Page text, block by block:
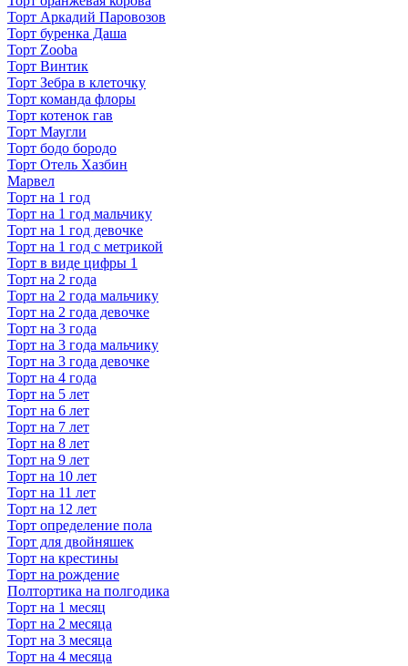
Торт Аркадий Паровозов
Торт буренка Даша
Торт Zooba
Торт Винтик
Торт Зебра в клеточку
Торт команда флоры
Торт котенок гав
Торт Маугли
Торт бодо бородо
Торт Отель Хазбин
Марвел
Торт на 1 год
Торт на 1 год мальчику
Торт на 1 год девочке
Торт на 1 год с метрикой
Торт в виде цифры 1
Торт на 2 года
Торт на 2 года мальчику
Торт на 2 года девочке
Торт на 3 года
Торт на 3 года мальчику
Торт на 3 года девочке
Торт на 4 года
Торт на 5 лет
Торт на 6 лет
Торт на 7 лет
Торт на 8 лет
Торт на 9 лет
Торт на 10 лет
Торт на 11 лет
Торт на 12 лет
Торт определение пола
Торт для двойняшек
Торт на крестины
Торт на рождение
Полтортика на полгодика
Торт на 1 месяц
Торт на 2 месяца
Торт на 3 месяца
Торт на 4 месяца